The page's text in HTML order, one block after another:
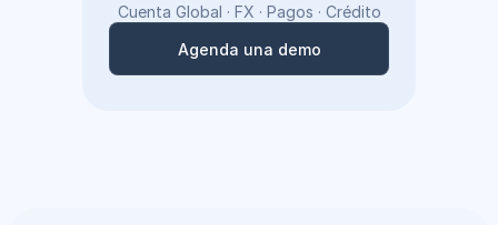
Cuenta Global · FX · Pagos · Crédito
Agenda una demo
Agenda una demo